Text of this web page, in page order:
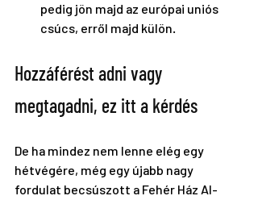
pedig jön majd az európai uniós
csúcs, erről majd külön.
Hozzáférést adni vagy
megtagadni, ez itt a kérdés
De ha mindez nem lenne elég egy
hétvégére, még egy újabb nagy
fordulat becsúszott a Fehér Ház AI-